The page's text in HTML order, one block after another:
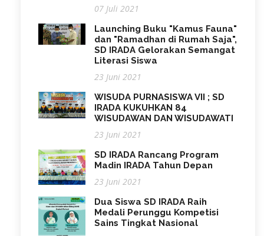
07 Juli 2021
Launching Buku "Kamus Fauna"
dan "Ramadhan di Rumah Saja",
SD IRADA Gelorakan Semangat
Literasi Siswa
23 Juni 2021
WISUDA PURNASISWA VII ; SD
IRADA KUKUHKAN 84
WISUDAWAN DAN WISUDAWATI
23 Juni 2021
SD IRADA Rancang Program
Madin IRADA Tahun Depan
23 Juni 2021
Dua Siswa SD IRADA Raih
Medali Perunggu Kompetisi
Sains Tingkat Nasional